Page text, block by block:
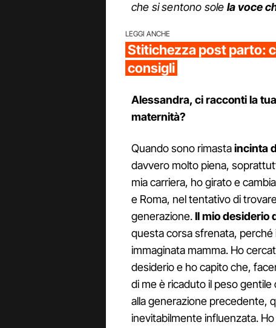
che si sentono sole la voce
LEGGI ANCHE
Stitichezza post parto:
consigli
Alessandra, ci racconti la
maternità?
Quando sono rimastaincinta
davvero molto piena,
mia carriera, ho girato e
e Roma, nel tentativo di
generazione.Il mio desiderio
questa corsa sfrenata,
immaginata mamma. Ho
desiderio e ho capito che,
di me è ricaduto il peso
alla generazione precedente,
inevitabilmente influenzata.